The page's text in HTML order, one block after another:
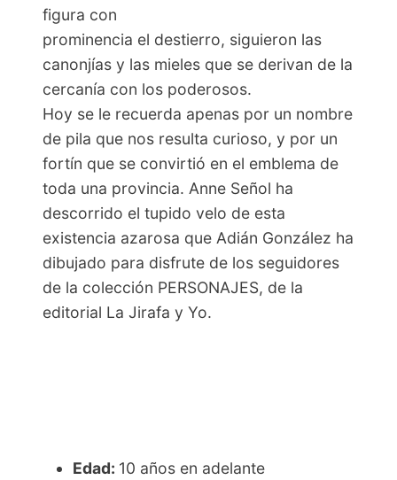
figura con
prominencia el destierro, siguieron las
canonjías y las mieles que se derivan de la
cercanía con los poderosos.
Hoy se le recuerda apenas por un nombre
de pila que nos resulta curioso, y por un
fortín que se convirtió en el emblema de
toda una provincia. Anne Señol ha
descorrido el tupido velo de esta
existencia azarosa que Adián González ha
dibujado para disfrute de los seguidores
de la colección PERSONAJES, de la
editorial La Jirafa y Yo.
Edad: 10 años en adelante